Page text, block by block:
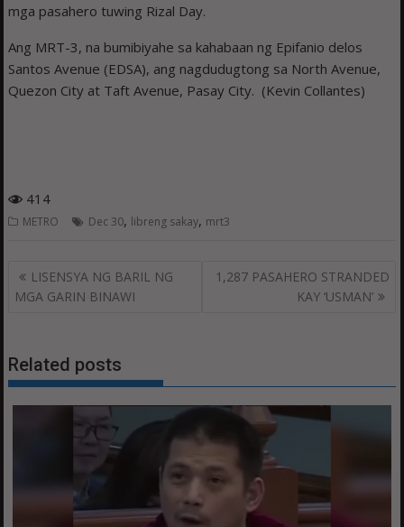
mga pasahero tuwing Rizal Day.
Ang MRT-3, na bumibiyahe sa kahabaan ng Epifanio delos
Santos Avenue (EDSA), ang nagdudugtong sa North Avenue,
Quezon City at Taft Avenue, Pasay City. (Kevin Collantes)
414
METRO Dec 30, libreng sakay, mrt3
Post
navigation
LISENSYA NG BARIL NG
MGA GARIN BINAWI
1,287 PASAHERO STRANDED
KAY ‘USMAN’
Related posts